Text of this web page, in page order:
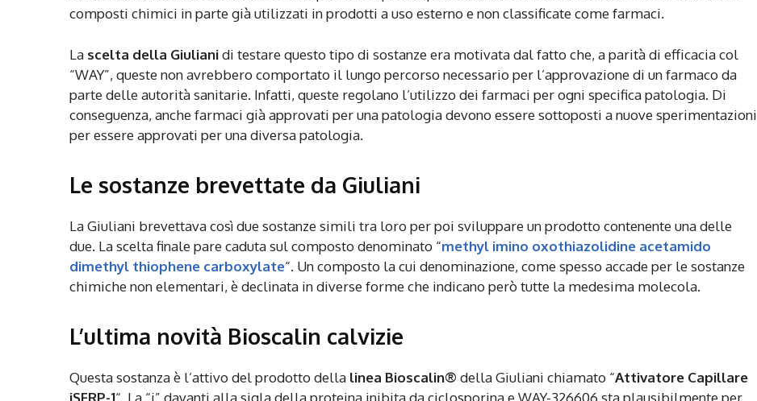
composti chimici in parte già utilizzati in prodotti a uso esterno e non classificate come farmaci.
La scelta della Giulianidi testare questo tipo di sostanze era motivata dal fatto che, a parità di efficacia col
“WAY”, queste non avrebbero comportato il lungo percorso necessario per l’approvazione di un farmaco da
parte delle autorità sanitarie. Infatti, queste regolano l’utilizzo dei farmaci per ogni specifica patologia. Di
conseguenza, anche farmaci già approvati per una patologia devono essere sottoposti a nuove sperimentazioni
per essere approvati per una diversa patologia.
Le sostanze brevettate da Giuliani
La Giuliani brevettava così due sostanze simili tra loro per poi sviluppare un prodotto contenente una delle
due. La scelta finale pare caduta sul composto denominato “methyl imino oxothiazolidine acetamido
dimethyl thiophene carboxylate“. Un composto la cui denominazione, come spesso accade per le sostanze
chimiche non elementari, è declinata in diverse forme che indicano però tutte la medesima molecola.
L’ultima novità Bioscalin calvizie
Questa sostanza è l’attivo del prodotto della linea Bioscalin® della Giuliani chiamato “Attivatore Capillare
iSFRP-1“. La “i” davanti alla sigla della proteina inibita da ciclosporina e WAY-326606 sta plausibilmente per